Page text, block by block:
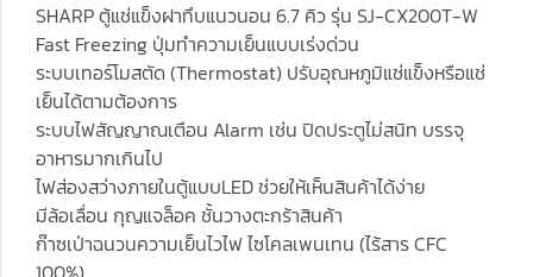
SHARP ตู้แช่แข็งฝาทึบแนวนอน 6.7 คิว รุ่น SJ-CX200T-W
Fast Freezing ปุ่มทำความเย็นแบบเร่งด่วน
ระบบเทอร์โมสตัด (Thermostat) ปรับอุณหภูมิแช่แข็งหรือแช่
เย็นได้ตามต้องการ
ระบบไฟสัญญาณเตือน Alarm เช่น ปิดประตูไม่สนิท บรรจุ
อาหารมากเกินไป
ไฟส่องสว่างภายในตู้แบบLED ช่วยให้เห็นสินค้าได้ง่าย
มีล้อเลื่อน กุญแจล็อค ชั้นวางตะกร้าสินค้า
ก๊าซเป่าฉนวนความเย็นไวไฟ ไซโคลเพนเทน (ไร้สาร CFC